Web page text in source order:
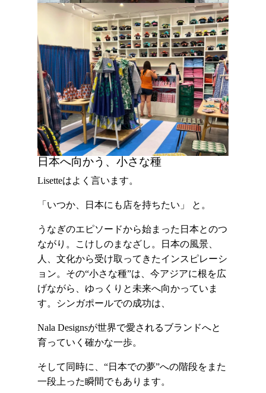
日本へ向かう、小さな種
Lisetteはよく言います。
「いつか、日本にも店を持ちたい」 と。
うなぎのエピソードから始まった日本とのつ
ながり。こけしのまなざし。日本の風景、
人、文化から受け取ってきたインスピレーシ
ョン。その“小さな種”は、今アジアに根を広
げながら、ゆっくりと未来へ向かっていま
す。シンガポールでの成功は、
Nala Designsが世界で愛されるブランドへと
育っていく確かな一歩。
そして同時に、“日本での夢”への階段をまた
一段上った瞬間でもあります。